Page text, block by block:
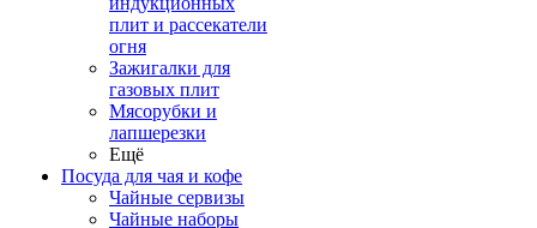
плит и рассекатели
огня
Зажигалки для
газовых плит
Мясорубки и
лапшерезки
Ещё
Посуда для чая и кофе
Чайные сервизы
Чайные наборы